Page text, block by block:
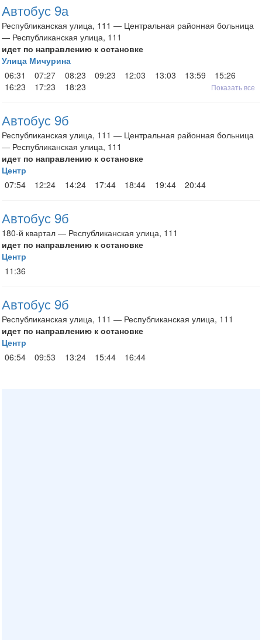
Автобус 9а
Республиканская улица, 111 — Центральная районная больница
— Республиканская улица, 111
идет по направлению к остановке
Улица Мичурина
06:31
07:27 08:23 09:23 12:03 13:03 13:59
15:26
16:23
17:23 18:23 Показать все
Автобус 9б
Республиканская улица, 111 — Центральная районная больница
— Республиканская улица, 111
идет по направлению к остановке
Центр
07:54
12:24 14:24 17:44 18:44 19:44 20:44
Автобус 9б
180-й квартал — Республиканская улица, 111
идет по направлению к остановке
Центр
11:36
Автобус 9б
Республиканская улица, 111 — Республиканская улица, 111
идет по направлению к остановке
Центр
06:54
09:53 13:24 15:44 16:44